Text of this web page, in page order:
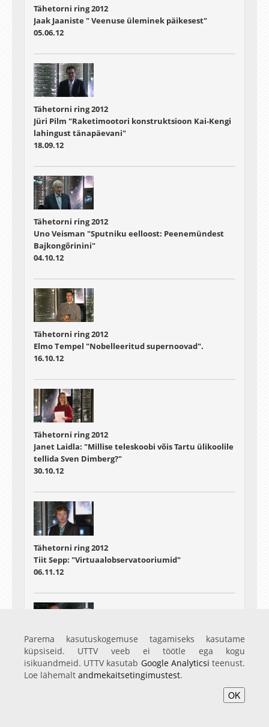
Tähetorni ring 2012
Jaak Jaaniste " Veenuse üleminek päikesest"
05.06.12
Tähetorni ring 2012
Jüri Pilm "Raketimootori konstruktsioon Kai-Kengi
lahingust tänapäevani"
18.09.12
Tähetorni ring 2012
Uno Veisman "Sputniku eelloost: Peenemündest
Bajkongõrinini"
04.10.12
Tähetorni ring 2012
Elmo Tempel "Nobelleeritud supernoovad".
16.10.12
Tähetorni ring 2012
Janet Laidla: "Millise teleskoobi võis Tartu ülikoolile
tellida Sven Dimberg?"
30.10.12
Tähetorni ring 2012
Tiit Sepp: "Virtuaalobservatooriumid"
06.11.12
Tähetorni ring 2012
Hillar Uudevald "Dimensioonid"
20.11.12
Parema kasutuskogemuse tagamiseks kasutame
küpsiseid. UTTV veeb ei töötle ega kogu
isikuandmeid. UTTV kasutab Google Analyticsi teenust.
Loe lähemalt andmekaitsetingimustest.
OK